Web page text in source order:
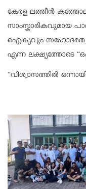
കേരള ലത്തീൻ
സാംസ്കാരികവുമായ
ഐക്യവും
എന്ന ലക്ഷ്യത്തോടെ
“വിശ്വാസത്തിൽ